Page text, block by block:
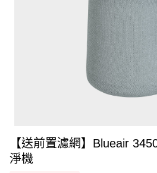
【送前置濾網】Blueair
淨機